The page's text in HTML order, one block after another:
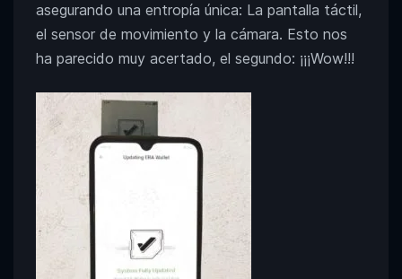
asegurando una entropía única: La pantalla táctil,
el sensor de movimiento y la cámara. Esto nos
ha parecido muy acertado, el segundo: ¡¡¡Wow!!!